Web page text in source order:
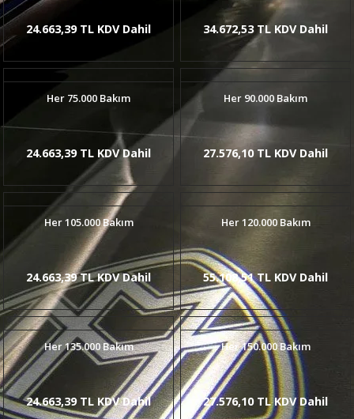
24.663,39 TL KDV Dahil 34.672,53 TL KDV Dahil
Her 75.000 Bakım
24.663,39 TL KDV Dahil
Her 90.000 Bakım
27.576,10 TL KDV Dahil
Her 105.000 Bakım
24.663,39 TL KDV Dahil
Her 120.000 Bakım
55.108,51 TL KDV Dahil
Her 135.000 Bakım
24.663,39 TL KDV Dahil
Her 150.000 Bakım
27.576,10 TL KDV Dahil